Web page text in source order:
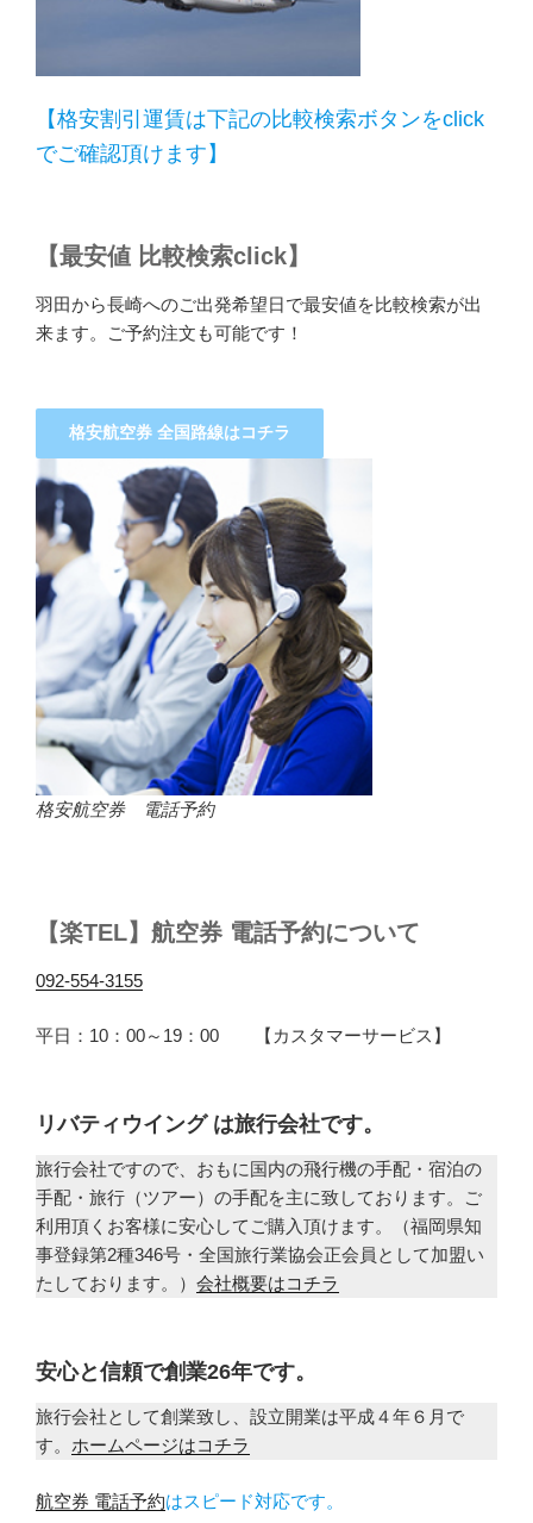
【格安割引運賃は下記の比較検索ボタンをclick
でご確認頂けます】
【最安値 比較検索click】
羽田から長崎へのご出発希望日で最安値を比較検索が出
来ます。ご予約注文も可能です！
格安航空券 全国路線はコチラ
格安航空券 電話予約
【楽TEL】航空券 電話予約について
092-554-3155
平日：10：00～19：00 【カスタマーサービス】
リバティウイング は旅行会社です。
旅行会社ですので、おもに国内の飛行機の手配・宿泊の
手配・旅行（ツアー）の手配を主に致しております。ご
利用頂くお客様に安心してご購入頂けます。（福岡県知
事登録第2種346号・全国旅行業協会正会員として加盟い
たしております。） 会社概要はコチラ
安心と信頼で創業26年です。
旅行会社として創業致し、設立開業は平成４年６月で
す。 ホームページはコチラ
航空券 電話予約はスピード対応です。